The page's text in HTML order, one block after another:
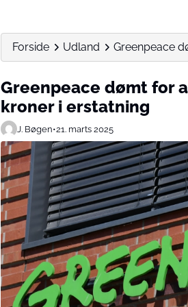
Forside Udland Greenpeace
Greenpeace dømt for
kroner i erstatning
J. Bøgen•21. marts 2025